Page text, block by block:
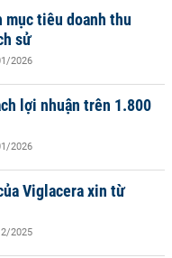
tiêu doanh thu
sử
2026
lợi nhuận trên 1.800
2026
Viglacera xin từ
2025